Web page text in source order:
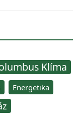
Klíma
Energetika